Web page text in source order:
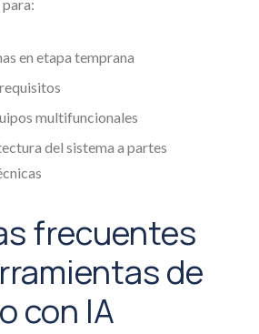
en etapa temprana
multifuncionales
del sistema a partes
frecuentes
de
con IA